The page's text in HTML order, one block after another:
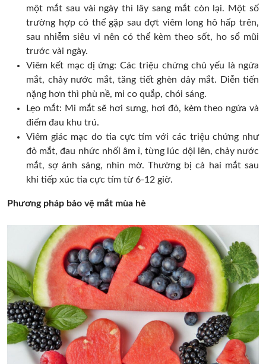
một mắt sau vài ngày thì lây sang mắt còn lại. Một số
trường hợp có thể gặp sau đợt viêm long hô hấp trên,
sau nhiễm siêu vi nên có thể kèm theo sốt, ho sổ mũi
trước vài ngày.
Viêm kết mạc dị ứng: Các triệu chứng chủ yếu là ngứa
mắt, chảy nước mắt, tăng tiết ghèn dây mắt. Diễn tiến
nặng hơn thì phù nề, mi co quắp, chói sáng.
Lẹo mắt: Mi mắt sẽ hơi sưng, hơi đỏ, kèm theo ngứa và
điểm đau khu trú.
Viêm giác mạc do tia cực tím với các triệu chứng như
đỏ mắt, đau nhức nhối âm ỉ, từng lúc dội lên, chảy nước
mắt, sợ ánh sáng, nhìn mờ. Thường bị cả hai mắt sau
khi tiếp xúc tia cực tím từ 6-12 giờ.
Phương pháp bảo vệ mắt mùa hè